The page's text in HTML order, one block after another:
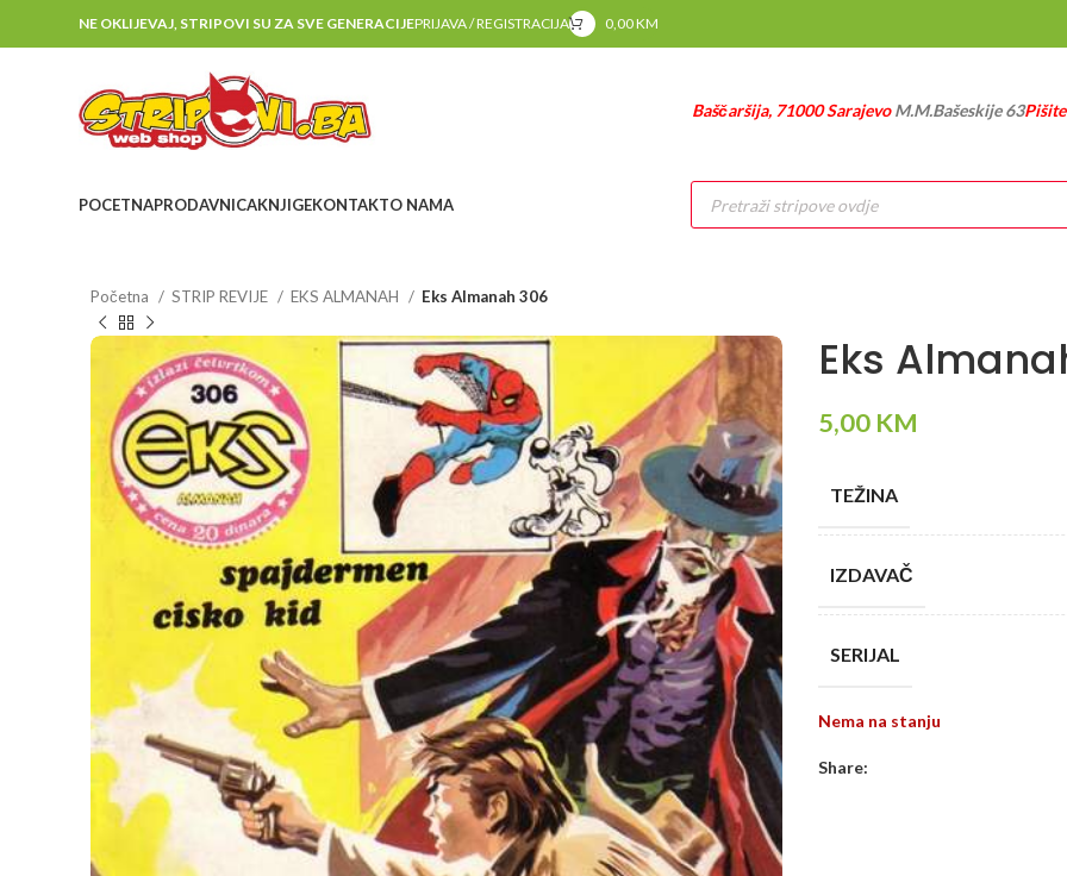
NE OKLIJEVAJ, STRIPOVI SU ZA SVE GENERACIJEPRIJAVA / REGISTRACIJA 0,00KM
Baščaršija, 71000 SarajevoM.M.Bašeskije 63
POCETNAPRODAVNICAKNJIGEKONTAKTO NAMA
Products
search
Početna STRIP REVIJE EKS ALMANAH Eks Almanah 306
Eks
5,00 KM
TEŽINA
IZDAVAČ
SERIJAL
Nema na stanju
Share: